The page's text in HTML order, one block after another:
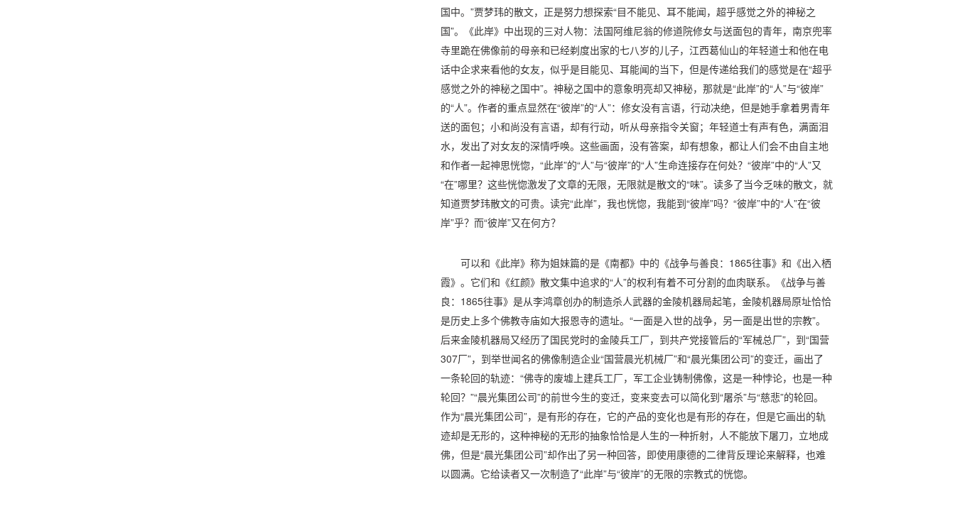
国中。”贾梦玮的散文，正是努力想探索“目不能见、耳不能闻，超乎感觉之外的神秘之
国”。《此岸》中出现的三对人物：法国阿维尼翁的修道院修女与送面包的青年，南京兜率
寺里跪在佛像前的母亲和已经剃度出家的七八岁的儿子，江西葛仙山的年轻道士和他在电
话中企求来看他的女友，似乎是目能见、耳能闻的当下，但是传递给我们的感觉是在“超乎
感觉之外的神秘之国中”。神秘之国中的意象明亮却又神秘，那就是“此岸”的“人”与“彼岸”
的“人”。作者的重点显然在“彼岸”的“人”：修女没有言语，行动决绝，但是她手拿着男青年
送的面包；小和尚没有言语，却有行动，听从母亲指令关窗；年轻道士有声有色，满面泪
水，发出了对女友的深情呼唤。这些画面，没有答案，却有想象，都让人们会不由自主地
和作者一起神思恍惚，“此岸”的“人”与“彼岸”的“人”生命连接存在何处？“彼岸”中的“人”又
“在”哪里？这些恍惚激发了文章的无限，无限就是散文的“味”。读多了当今乏味的散文，就
知道贾梦玮散文的可贵。读完“此岸”，我也恍惚，我能到“彼岸”吗？“彼岸”中的“人”在“彼
岸”乎？而“彼岸”又在何方？
可以和《此岸》称为姐妹篇的是《南都》中的《战争与善良：1865往事》和《出入栖
霞》。它们和《红颜》散文集中追求的“人”的权利有着不可分割的血肉联系。《战争与善
良：1865往事》是从李鸿章创办的制造杀人武器的金陵机器局起笔，金陵机器局原址恰恰
是历史上多个佛教寺庙如大报恩寺的遗址。“一面是入世的战争，另一面是出世的宗教”。
后来金陵机器局又经历了国民党时的金陵兵工厂，到共产党接管后的“军械总厂”，到“国营
307厂”，到举世闻名的佛像制造企业“国营晨光机械厂”和“晨光集团公司”的变迁，画出了
一条轮回的轨迹：“佛寺的废墟上建兵工厂，军工企业铸制佛像，这是一种悖论，也是一种
轮回？”“晨光集团公司”的前世今生的变迁，变来变去可以简化到“屠杀”与“慈悲”的轮回。
作为“晨光集团公司”，是有形的存在，它的产品的变化也是有形的存在，但是它画出的轨
迹却是无形的，这种神秘的无形的抽象恰恰是人生的一种折射，人不能放下屠刀，立地成
佛，但是“晨光集团公司”却作出了另一种回答，即使用康德的二律背反理论来解释，也难
以圆满。它给读者又一次制造了“此岸”与“彼岸”的无限的宗教式的恍惚。